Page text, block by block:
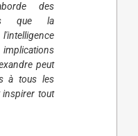
des
que la
peut
à tous les
inspirer tout